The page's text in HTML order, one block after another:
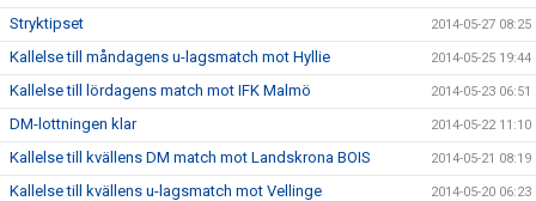
Stryktipset 2014-05-27 08:25
Kallelse till måndagens u-lagsmatch mot Hyllie 2014-05-25 19:44
Kallelse till lördagens match mot IFK Malmö 2014-05-23 06:51
DM-lottningen klar 2014-05-22 11:10
Kallelse till kvällens DM match mot Landskrona BOIS 2014-05-21 08:19
Kallelse till kvällens u-lagsmatch mot Vellinge 2014-05-20 06:23